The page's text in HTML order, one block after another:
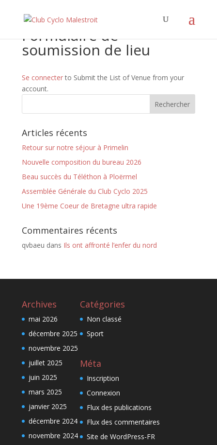
Formulaire de
soumission de lieu
Se connecterto Submit the List of Venue from your
account.
Articles récents
Retour sur notre séjour à Primelin
Nouvelle composition du bureau 2026
Beau succès du Téléthon à Ploërmel
Assemblée Générale du Club Cyclo 2025
Une 19ème Coeur de Bretagne ultra rapide
Commentaires récents
qvbaeu dans Ils ont affronté l’enfer du nord
Archives
mai 2026
décembre 2025
novembre 2025
juillet 2025
juin 2025
mars 2025
janvier 2025
décembre 2024
novembre 2024
Catégories
Non classé
Sport
Méta
Inscription
Connexion
Flux des publications
Flux des commentaires
Site de WordPress-FR